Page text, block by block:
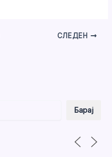
СЛЕДЕН
Барај